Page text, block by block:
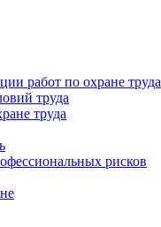
работ по охране труда
труда
труда
рисков